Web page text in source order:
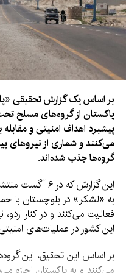
بر اساس یک گزارش تحقیقی
پاکستان از گروه‌های مسلح
پیشبرد اهداف امنیتی و
می‌کنند و شماری از نیروهای
گروه‌ها جذب شده‌اند.
این گزارش که
به «لشکر» در بلوچستان با
فعالیت می‌کنند و در کنار
این کشور در عملیات‌های
بر اساس این تحقیق، این